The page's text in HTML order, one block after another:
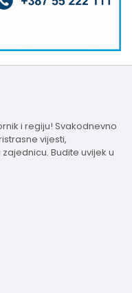
i regiju! Svakodnevno
vijesti,
Budite uvijek u